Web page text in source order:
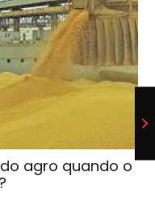
do agro quando o